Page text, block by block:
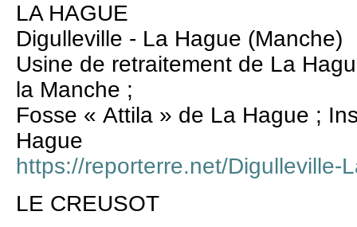
LA HAGUE
Digulleville - La Hague (Manche)
Usine de retraitement de La
la Manche ;
Fosse « Attila » de La Hague ;
Hague
https://reporterre.net/Digulleville-
LE CREUSOT